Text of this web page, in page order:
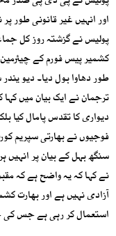
اور انہیں غیر قانونی طور
پولیس نے گزشتہ روز کل
کشمیر پیس فورم کے
طور دھاوا بول دیا۔ دیو
ترجمان نے ایک بیان میں
دیواری کا تقدس پامال کیا
فوجیوں نے بھارتی سپریم
سنگھ بہل کے بیان پر انہیں
نے کہا کہ یہ واضح ہے کہ
آزادی نہیں ہے اور بھارت
استعمال کر رہی ہے جس